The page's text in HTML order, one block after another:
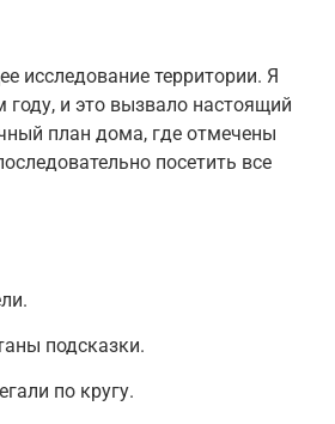
исследование территории. Я
и это вызвало настоящий
план дома, где отмечены
посетить все
подсказки.
по кругу.